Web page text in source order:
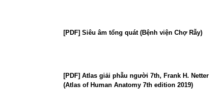
[PDF] Siêu âm tổng quát (Bệnh viện Chợ Rẫy)
[PDF] Atlas giải phẫu người 7th, Frank H. Netter
(Atlas of Human Anatomy 7th edition 2019)